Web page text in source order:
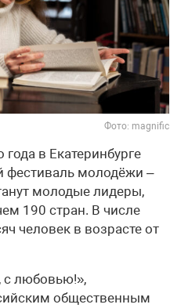
Фото: magnific
года в Екатеринбурге
молодёжи –
молодые лидеры,
190 стран. В числе
человек в возрасте от
с любовью!»,
общественным